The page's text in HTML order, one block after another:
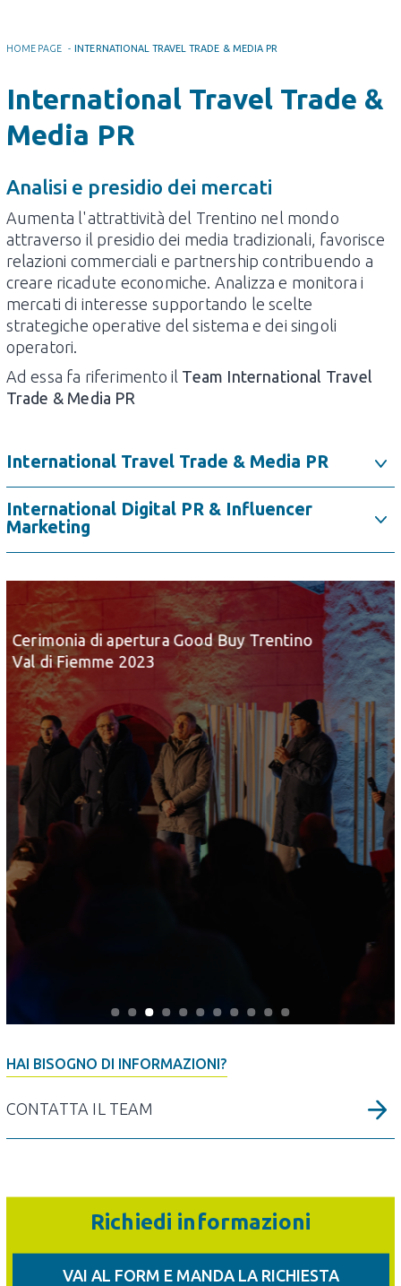
HOME PAGE - INTERNATIONAL TRAVEL TRADE & MEDIA PR
International Travel Trade &
Media PR
Analisi e presidio dei mercati
Aumenta l'attrattività del Trentino nel mondo
attraverso il presidio dei media tradizionali, favorisce
relazioni commerciali e partnership contribuendo a
creare ricadute economiche. Analizza e monitora i
mercati di interesse supportando le scelte
strategiche operative del sistema e dei singoli
operatori.
Ad essa fa riferimento il Team International Travel
Trade & Media PR
International Travel Trade & Media PR
International Digital PR & Influencer
Marketing
Cerimonia di apertura Good Buy Trentino
Val di Fiemme 2023
HAI BISOGNO DI INFORMAZIONI?
CONTATTA IL TEAM
Richiedi informazioni
VAI AL FORM E MANDA LA RICHIESTA